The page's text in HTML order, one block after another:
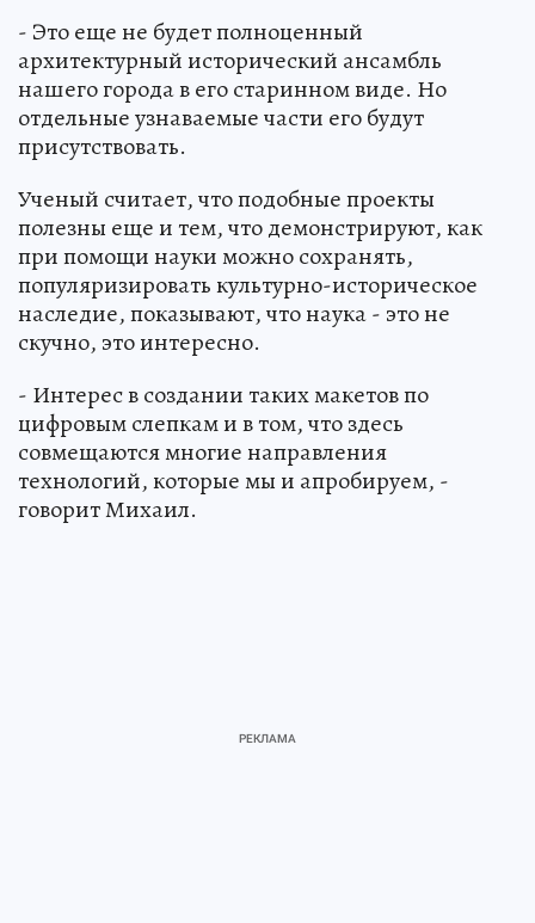
- Это еще не будет полноценный
архитектурный исторический ансамбль
нашего города в его старинном виде. Но
отдельные узнаваемые части его будут
присутствовать.
Ученый считает, что подобные проекты
полезны еще и тем, что демонстрируют, как
при помощи науки можно сохранять,
популяризировать культурно-историческое
наследие, показывают, что наука - это не
скучно, это интересно.
- Интерес в создании таких макетов по
цифровым слепкам и в том, что здесь
совмещаются многие направления
технологий, которые мы и апробируем, -
говорит Михаил.